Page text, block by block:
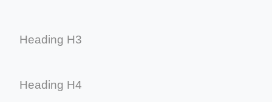
Heading H3
Heading H4